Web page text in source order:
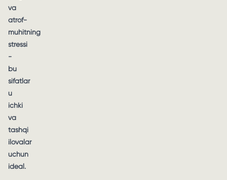
va
atrof-
muhitning
stressi
-
bu
sifatlar
u
ichki
va
tashqi
ilovalar
uchun
ideal.